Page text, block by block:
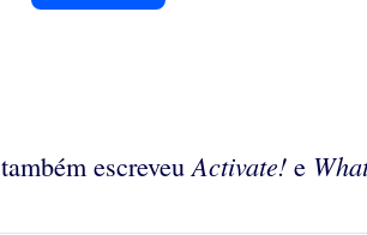
também escreveuActivate! e